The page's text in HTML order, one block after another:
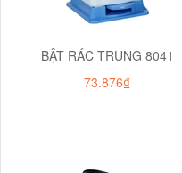
BẬT RÁC TRUNG 8041
73.876₫